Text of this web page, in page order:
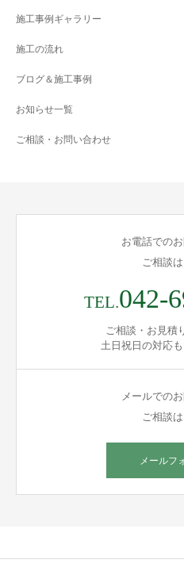
施工事例ギャラリー
施工の流れ
ブログ＆施工事例
お知らせ一覧
ご相談・お問い合わせ
お電話での
ご相談
TEL.042-
ご相談・お見積
土日祝日の対応も
メールでの
ご相談
メールフ